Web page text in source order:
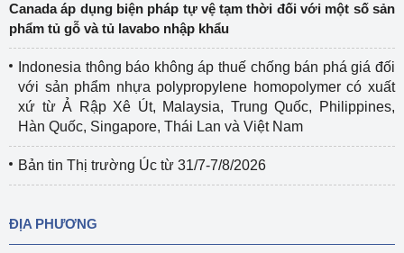
Canada áp dụng biện pháp tự vệ tạm thời đối với một số sản
phẩm tủ gỗ và tủ lavabo nhập khẩu
Indonesia thông báo không áp thuế chống bán phá giá đối
với sản phẩm nhựa polypropylene homopolymer có xuất
xứ từ Ả Rập Xê Út, Malaysia, Trung Quốc, Philippines,
Hàn Quốc, Singapore, Thái Lan và Việt Nam
Bản tin Thị trường Úc từ 31/7-7/8/2026
ĐỊA PHƯƠNG